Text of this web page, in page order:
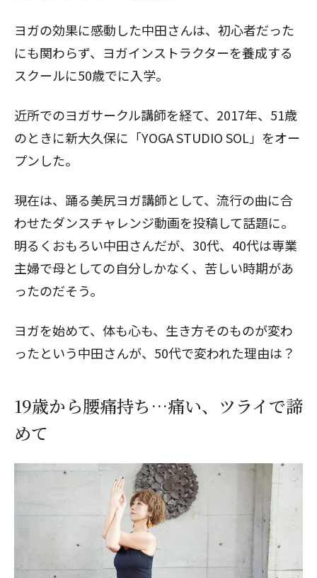
ヨガの効果に感動した中田さんは、初心者だった
にも関わらず、ヨガインストラクターを養成する
スクールに50歳でに入学。
近所でのヨガサークル講師を経て、2017年、51歳
のときに新大久保に「YOGA STUDIO SOL」をオー
プンした。
現在は、踊る美尻ヨガ講師として、流行の曲に合
わせたダンスチャレンジ動画を投稿して話題に。
明るくおもろい中田さんだが、30代、40代は専業
主婦で母としての自分しかなく、苦しい時期があ
ったのだそう。
ヨガを始めて、体も心も、生き方そのものが変わ
ったという中田さんが、50代で変われた理由は？
19歳から腰痛持ち…痛い、ツライで諦
めて